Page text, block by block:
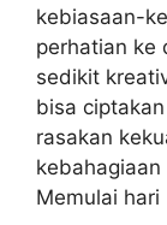
kebiasaan-
perhatian ke
sedikit
bisa
rasakan
kebahagiaan
Memulai hari